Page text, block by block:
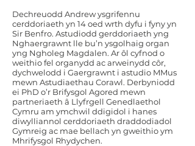
Dechreuodd Andrew ysgrifennu
cerddoriaeth yn 14 oed wrth dyfu i fyny yn
Sir Benfro. Astudiodd gerddoriaeth yng
Nghaergrawnt lle bu’n ysgolhaig organ
yng Ngholeg Magdalen. Ar ôl cyfnod o
weithio fel organydd ac arweinydd côr,
dychwelodd i Gaergrawnt i astudio MMus
mewn Astudiaethau Corawl. Derbyniodd
ei PhD o’r Brifysgol Agored mewn
partneriaeth â Llyfrgell Genedlaethol
Cymru am ymchwil ddigidol i hanes
diwylliannol cerddoriaeth draddodiadol
Gymreig ac mae bellach yn gweithio ym
Mhrifysgol Rhydychen.